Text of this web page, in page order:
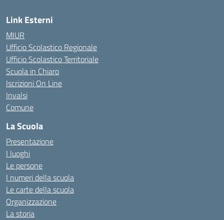
Link Esterni
MIUR
Ufficio Scolastico Regionale
Ufficio Scolastico Territoriale
Scuola in Chiaro
Iscrizioni On Line
Invalsi
Comune
La Scuola
Presentazione
I luoghi
Le persone
I numeri della scuola
Le carte della scuola
Organizzazione
La storia